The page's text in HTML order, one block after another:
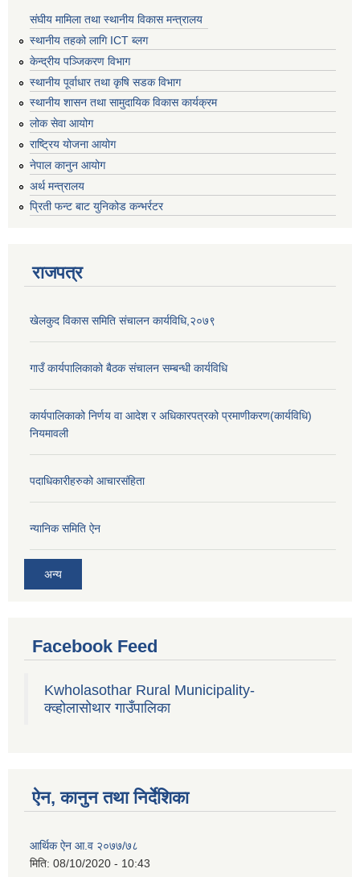
संघीय मामिला तथा स्थानीय विकास मन्त्रालय
स्थानीय तहको लागि ICT ब्लग
केन्द्रीय पञ्जिकरण विभाग
स्थानीय पूर्वाधार तथा कृषि सडक विभाग
स्थानीय शासन तथा सामुदायिक विकास कार्यक्रम
लोक सेवा आयोग
राष्ट्रिय योजना आयोग
नेपाल कानुन आयोग
अर्थ मन्त्रालय
प्रिती फन्ट बाट युनिकोड कन्भर्रटर
राजपत्र
खेलकुद विकास समिति संचालन कार्यविधि,२०७९
गाउँ कार्यपालिकाको बैठक संचालन सम्बन्धी कार्यविधि
कार्यपालिकाको निर्णय वा आदेश र अधिकारपत्रको प्रमाणीकरण(कार्यविधि)
नियमावली
पदाधिकारीहरुको आचारसंहिता
न्यानिक समिति ऐन
अन्य
Facebook Feed
Kwholasothar Rural Municipality-
क्व्होलासोथार गाउँपालिका
ऐन, कानुन तथा निर्देशिका
आर्थिक ऐन आ.व २०७७/७८
मिति: 08/10/2020 - 10:43